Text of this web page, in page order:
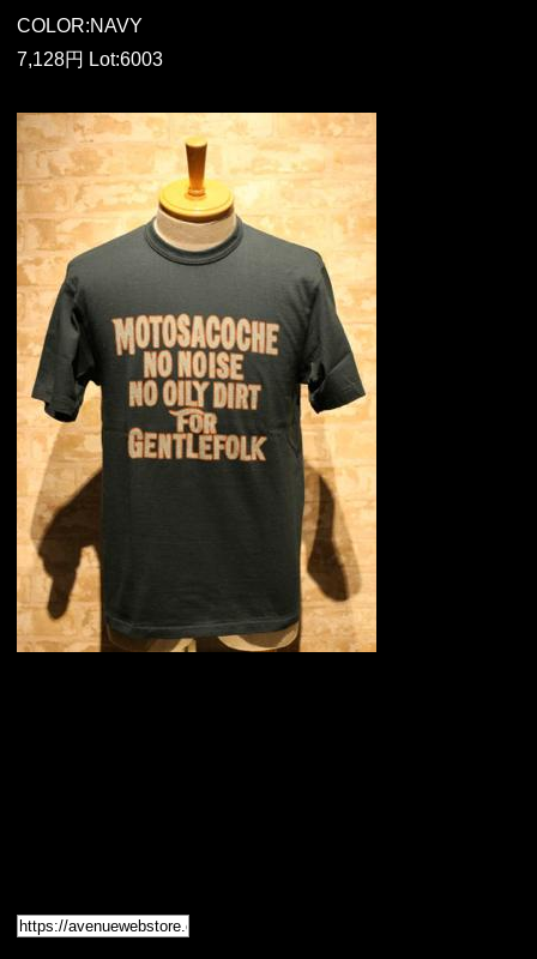
COLOR:NAVY
7,128円 Lot:6003